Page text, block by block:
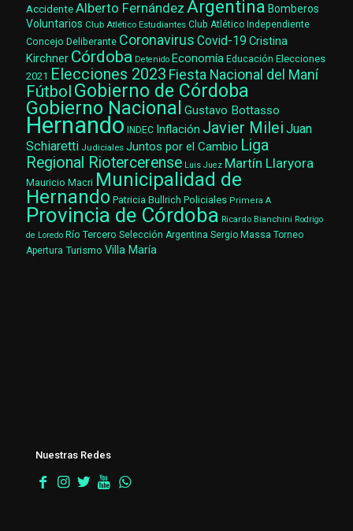
AccidenteAlberto Fernández Argentina Bomberos
Voluntarios Club Atlético Estudiantes Club Atlético Independiente
Concejo Deliberante Coronavirus Covid-19 Cristina
Kirchner Córdoba Detenido Economía Educación Elecciones
2021 Elecciones 2023 Fiesta Nacional del Maní
Fútbol Gobierno de Córdoba
Gobierno Nacional Gustavo Bottasso
Hernando INDEC Inflación Javier Milei Juan
Schiaretti Judiciales Juntos por el Cambio Liga
Regional Riotercerense Luis Juez Martín Llaryora
Mauricio Macri Municipalidad de
Hernando Patricia Bullrich Policiales Primera A
Provincia de Córdoba Ricardo Bianchini Rodrigo
de Loredo Río Tercero Selección Argentina Sergio Massa Torneo
Apertura Turismo Villa María
Nuestras Redes